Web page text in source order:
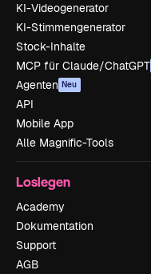
KI-Videogenerator
KI-Stimmengenerator
Stock-Inhalte
MCP für Claude/ChatGPT
Agenten Neu
API
Mobile App
Alle Magnific-Tools
Loslegen
Academy
Dokumentation
Support
AGB